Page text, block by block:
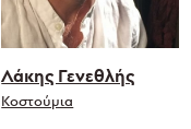
Λάκης Γενεθλής
Κοστούμια